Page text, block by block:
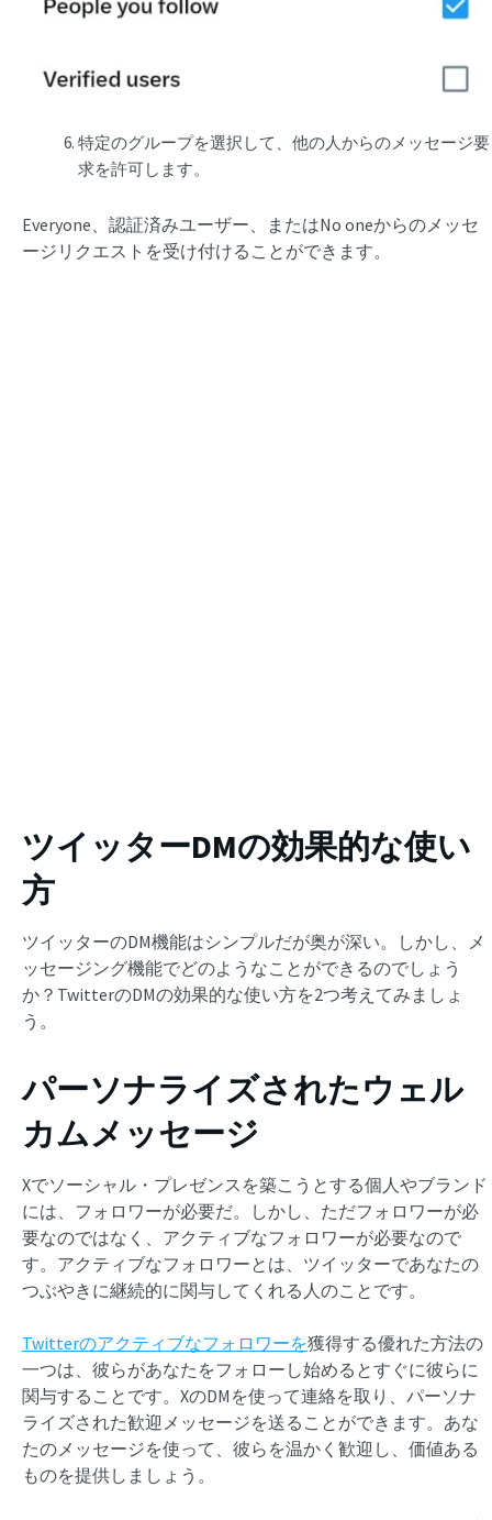
特定のグループを選択して、他の人からのメッセージ要
求を許可します。
Everyone、認証済みユーザー、またはNo oneからのメッセ
ージリクエストを受け付けることができます。
ツイッターDMの効果的な使い
方
ツイッターのDM機能はシンプルだが奥が深い。しかし、メ
ッセージング機能でどのようなことができるのでしょう
か？TwitterのDMの効果的な使い方を2つ考えてみましょ
う。
パーソナライズされたウェル
カムメッセージ
Xでソーシャル・プレゼンスを築こうとする個人やブランド
には、フォロワーが必要だ。しかし、ただフォロワーが必
要なのではなく、アクティブなフォロワーが必要なので
す。アクティブなフォロワーとは、ツイッターであなたの
つぶやきに継続的に関与してくれる人のことです。
Twitterのアクティブなフォロワーを獲得する優れた方法の
一つは、彼らがあなたをフォローし始めるとすぐに彼らに
関与することです。XのDMを使って連絡を取り、パーソナ
ライズされた歓迎メッセージを送ることができます。あな
たのメッセージを使って、彼らを温かく歓迎し、価値ある
ものを提供しましょう。